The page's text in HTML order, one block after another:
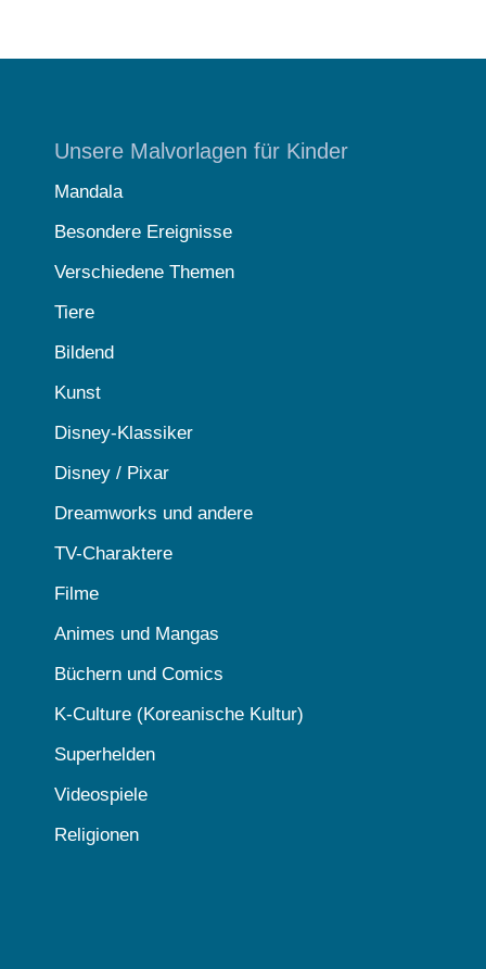
Unsere Malvorlagen für Kinder
Mandala
Besondere Ereignisse
Verschiedene Themen
Tiere
Bildend
Kunst
Disney-Klassiker
Disney / Pixar
Dreamworks und andere
TV-Charaktere
Filme
Animes und Mangas
Büchern und Comics
K-Culture (Koreanische Kultur)
Superhelden
Videospiele
Religionen